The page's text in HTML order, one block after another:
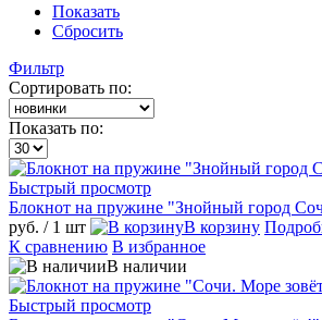
Показать
Сбросить
Фильтр
Сортировать по:
Показать по:
Быстрый просмотр
Блокнот на пружине "Знойный город
руб. / 1 шт В корзину
К сравнению В избранное
В наличии
Быстрый просмотр